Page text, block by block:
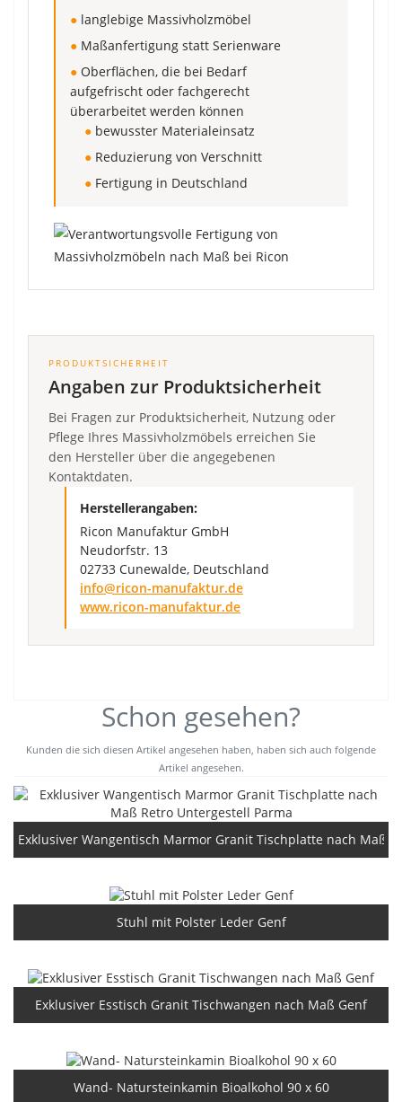
● langlebige Massivholzmöbel
● Maßanfertigung statt Serienware
● Oberflächen, die bei Bedarf
aufgefrischt oder fachgerecht
überarbeitet werden können
● bewusster Materialeinsatz
● Reduzierung von Verschnitt
● Fertigung in Deutschland
PRODUKTSICHERHEIT
Angaben zur Produktsicherheit
Bei Fragen zur Produktsicherheit, Nutzung oder
Pflege Ihres Massivholzmöbels erreichen Sie
den Hersteller über die angegebenen
Kontaktdaten.
Herstellerangaben:
Ricon Manufaktur GmbH
Neudorfstr. 13
02733 Cunewalde, Deutschland
info@ricon-manufaktur.de
www.ricon-manufaktur.de
Schon gesehen?
Kunden die sich diesen Artikel angesehen haben, haben sich auch folgende
Artikel angesehen.
Exklusiver Wangentisch Marmor Granit Tischplatte nach Maß
Stuhl mit Polster Leder Genf
Exklusiver Esstisch Granit Tischwangen nach Maß Genf
Wand- Natursteinkamin Bioalkohol 90 x 60